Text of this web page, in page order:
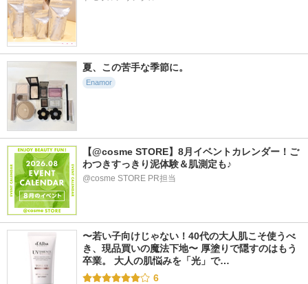
夏、この苦手な季節に。
Enamor
【@cosme STORE】8月イベントカレンダー！ご
わつきすっきり泥体験＆肌測定も♪
@cosme STORE PR担当
〜若い子向けじゃない！40代の大人肌こそ使うべ
き、現品買いの魔法下地〜 厚塗りで隠すのはもう
卒業。 大人の肌悩みを「光」で…
6